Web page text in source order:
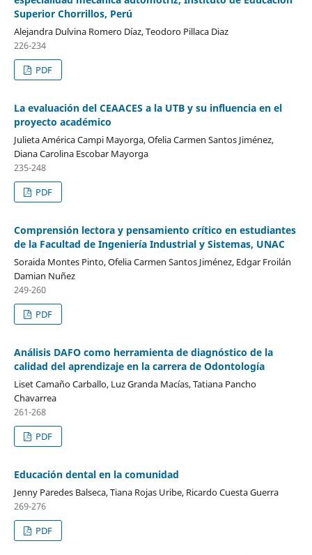
Superior Chorrillos, Perú
Alejandra Dulvina Romero Díaz, Teodoro Pillaca Diaz
226-234
PDF
La evaluación del CEAACES a la UTB y su influencia en el
proyecto académico
Julieta América Campi Mayorga, Ofelia Carmen Santos Jiménez,
Diana Carolina Escobar Mayorga
235-248
PDF
Comprensión lectora y pensamiento crítico en estudiantes
de la Facultad de Ingeniería Industrial y Sistemas, UNAC
Soraida Montes Pinto, Ofelia Carmen Santos Jiménez, Edgar Froilán
Damian Nuñez
249-260
PDF
Análisis DAFO como herramienta de diagnóstico de la
calidad del aprendizaje en la carrera de Odontología
Liset Camaño Carballo, Luz Granda Macías, Tatiana Pancho
Chavarrea
261-268
PDF
Educación dental en la comunidad
Jenny Paredes Balseca, Tiana Rojas Uribe, Ricardo Cuesta Guerra
269-276
PDF